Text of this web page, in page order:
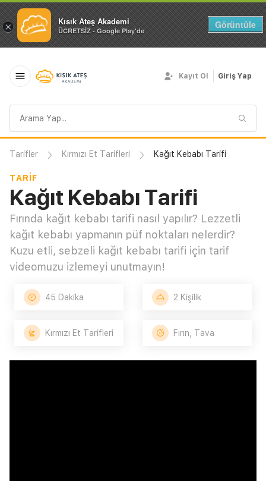
× Kısık Ateş Akademi
ÜCRETSİZ - Google Play'de
Görüntüle
sorgusu
Kayıt Ol Giriş Yap
Tarifler Kırmızı Et Tarifleri Kağıt Kebabı Tarifi
TARIF
Kağıt Kebabı Tarifi
Fırında kağıt kebabı tarifi nasıl yapılır? Lezzetli
kağıt kebabı yapmanın püf noktaları nelerdir?
Kuzu etli, sebzeli kağıt kebabı tarifi için tarif
videomuzu izlemeyi unutmayın!
45 Dakika 2 Kişilik
Kırmızı Et Tarifleri Fırın, Tava